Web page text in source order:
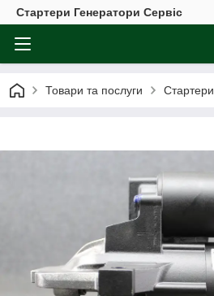
Стартери Генератори Сервіс
Товари та послуги Стартери